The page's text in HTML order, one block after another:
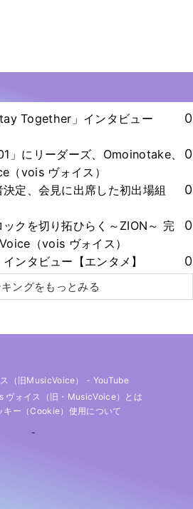
Together」インタビュー
0
」にリーダーズ、Omoinotake、
（vois ヴォイス）
0
決定、会見に出席した初出場組
0
ックを切り拓ひらく～ZION～ 完
（vois ヴォイス）
0
ンタビュー【エンタメ】 0
ングをもっとみる
（旧MusicVoice） - YouTube
ヴォイス（旧・MusicVoice）とは
キー（cookie）使用について
-